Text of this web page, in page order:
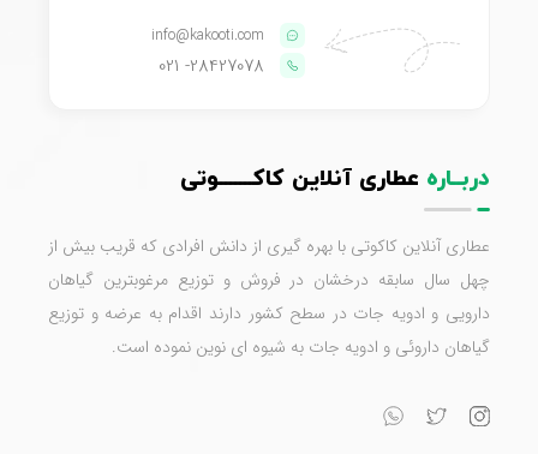
info@kakooti.com
28427078
- 021
دربــاره عطاری آنلاین کاکـــــــوتی
عطاری آنلاین کاکوتی با بهره گیری از دانش افرادی که قریب بیش از
چهل سال سابقه درخشان در فروش و توزیع مرغوبترین گیاهان
دارویی و ادویه جات در سطح کشور دارند اقدام به عرضه و توزیع
گیاهان داروئی و ادویه جات به شیوه ای نوین نموده است.